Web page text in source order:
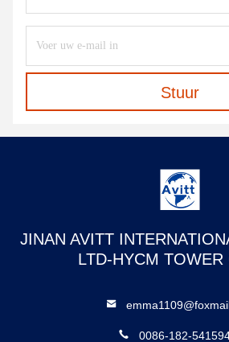
Stuur
JINAN AVITT
LTD-HYCM TOWER
0086-182-